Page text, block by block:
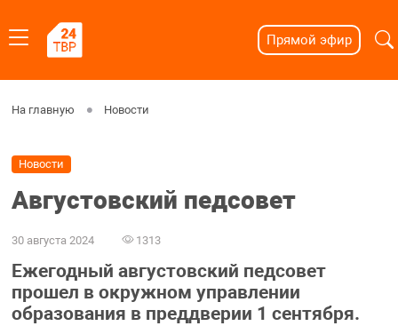
Прямой эфир
На главную Новости
Новости
Августовский педсовет
30 августа 2024 1313
Ежегодный августовский педсовет
прошел в окружном управлении
образования в преддверии 1 сентября.